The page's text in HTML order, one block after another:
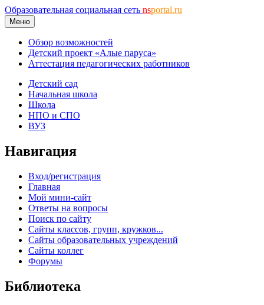
Образовательная социальная сеть nsportal.ru
Меню
Обзор возможностей
Детский проект «Алые паруса»
Аттестация педагогических работников
Детский сад
Начальная школа
Школа
НПО и СПО
ВУЗ
Навигация
Вход/регистрация
Главная
Мой мини-сайт
Ответы на вопросы
Поиск по сайту
Сайты классов, групп, кружков...
Сайты образовательных учреждений
Сайты коллег
Форумы
Библиотека